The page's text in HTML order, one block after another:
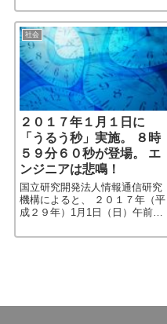
流していることを前記事で伝え
た。 ⇒ルフィーやゾロ（声優た
ち）が被災地を動画で応援！
［…続きを読む］
社会
２０１７年１月１日に
「うるう秒」実施。 ８時
５９分６０秒が登場。 エ
ンジニアは悲鳴！
国立研究開発法人情報通信研究
機構によると、 ２０１７年（平
成２９年）1月1日（日）午前８
分００秒の間に 「８時５９分６